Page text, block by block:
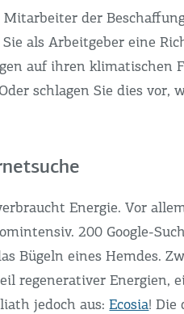
der
als Arbeitgeber eine
auf ihren klimatischen
schlagen Sie dies vor,
Energie. Vor
200 Google-
Bügeln eines Hemdes.
regenerativer Energien,
jedoch aus:Ecosia! Die